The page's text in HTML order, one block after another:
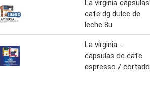
La virginia capsulas
cafe dg dulce de
leche 8u
La virginia -
capsulas de cafe
espresso / cortado